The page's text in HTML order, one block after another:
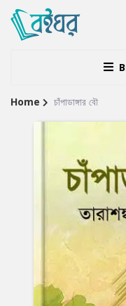
Site
Home চাঁপাডাঙ্গার বৌ